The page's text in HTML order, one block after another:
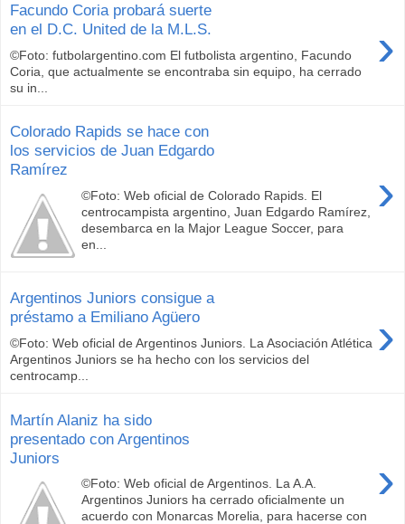
Facundo Coria probará suerte
en el D.C. United de la M.L.S.
›
©Foto: futbolargentino.com El futbolista argentino, Facundo
Coria, que actualmente se encontraba sin equipo, ha cerrado
su in...
Colorado Rapids se hace con
los servicios de Juan Edgardo
Ramírez
›
©Foto: Web oficial de Colorado Rapids. El
centrocampista argentino, Juan Edgardo Ramírez,
desembarca en la Major League Soccer, para
en...
Argentinos Juniors consigue a
préstamo a Emiliano Agüero
›
©Foto: Web oficial de Argentinos Juniors. La Asociación Atlética
Argentinos Juniors se ha hecho con los servicios del
centrocamp...
Martín Alaniz ha sido
presentado con Argentinos
Juniors
›
©Foto: Web oficial de Argentinos. La A.A.
Argentinos Juniors ha cerrado oficialmente un
acuerdo con Monarcas Morelia, para hacerse con